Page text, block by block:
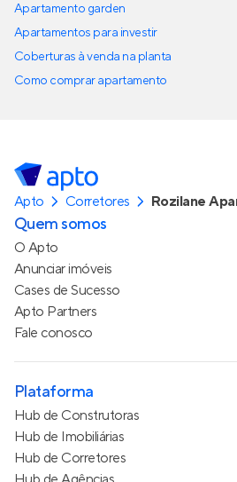
Apartamento garden
Apartamentos para investir
Coberturas à venda na planta
Como comprar apartamento
Apto Corretores Rozilane
Quem somos
O Apto
Anunciar imóveis
Cases de Sucesso
Apto Partners
Fale conosco
Plataforma
Hub de Construtoras
Hub de Imobiliárias
Hub de Corretores